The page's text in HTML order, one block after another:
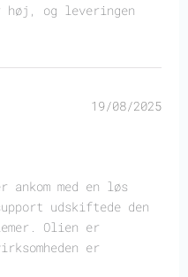
og leveringen
19/08/2025
med en løs
udskiftede den
Olien er
er